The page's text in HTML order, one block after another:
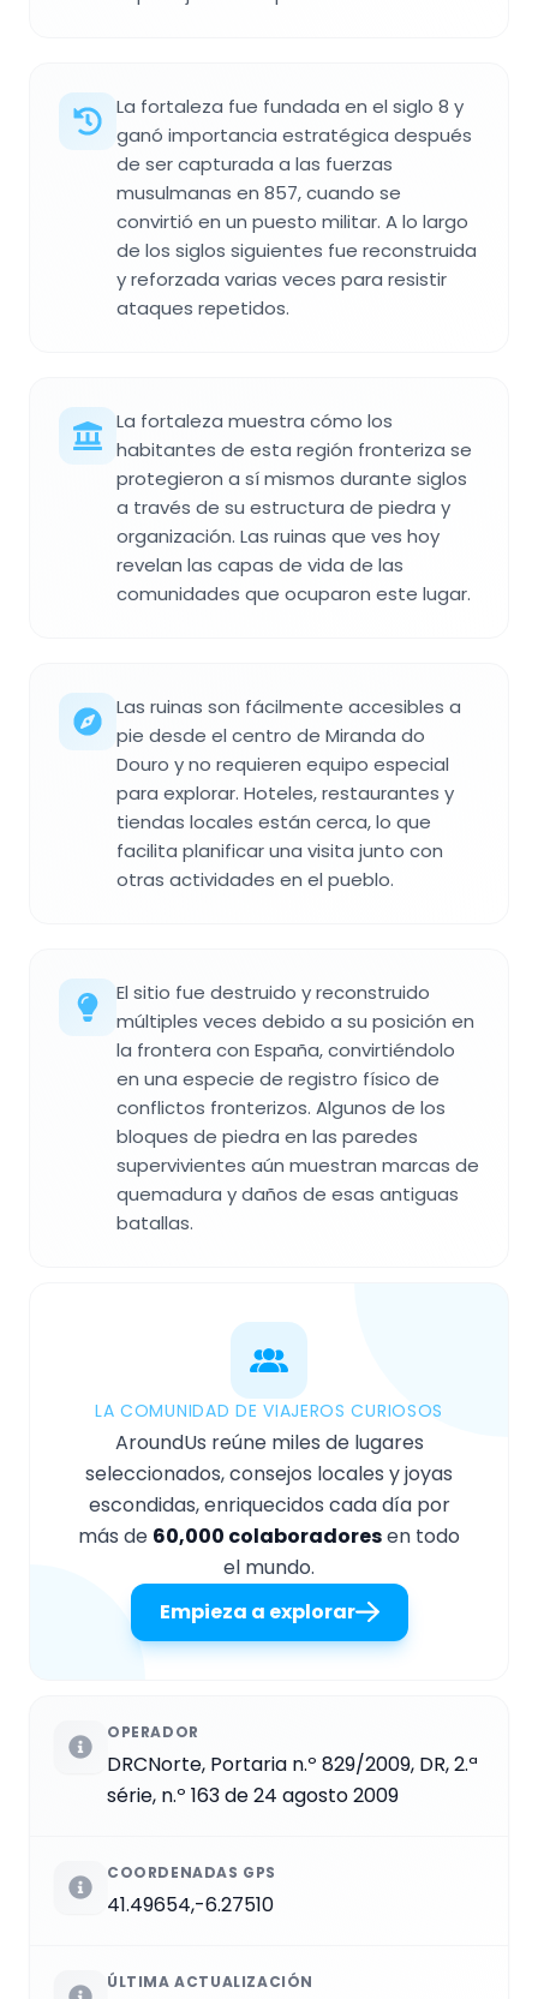
La fortaleza fue fundada en el siglo 8 y
ganó importancia estratégica después
de ser capturada a las fuerzas
musulmanas en 857, cuando se
convirtió en un puesto militar. A lo largo
de los siglos siguientes fue reconstruida
y reforzada varias veces para resistir
ataques repetidos.
La fortaleza muestra cómo los
habitantes de esta región fronteriza se
protegieron a sí mismos durante siglos
a través de su estructura de piedra y
organización. Las ruinas que ves hoy
revelan las capas de vida de las
comunidades que ocuparon este lugar.
Las ruinas son fácilmente accesibles a
pie desde el centro de Miranda do
Douro y no requieren equipo especial
para explorar. Hoteles, restaurantes y
tiendas locales están cerca, lo que
facilita planificar una visita junto con
otras actividades en el pueblo.
El sitio fue destruido y reconstruido
múltiples veces debido a su posición en
la frontera con España, convirtiéndolo
en una especie de registro físico de
conflictos fronterizos. Algunos de los
bloques de piedra en las paredes
supervivientes aún muestran marcas de
quemadura y daños de esas antiguas
batallas.
LA COMUNIDAD DE VIAJEROS CURIOSOS
AroundUs reúne miles de lugares
seleccionados, consejos locales y joyas
escondidas, enriquecidos cada día por
más de 60,000 colaboradoresen todo
el mundo.
Empieza a explorar
OPERADOR
DRCNorte, Portaria n.º 829/2009, DR, 2.ª
série, n.º 163 de 24 agosto 2009
COORDENADAS GPS
41.49654,-6.27510
ÚLTIMA ACTUALIZACIÓN